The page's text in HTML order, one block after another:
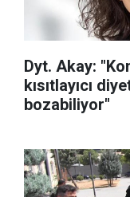
Dyt. Akay:
kısıtlayıcı
bozabiliyor"